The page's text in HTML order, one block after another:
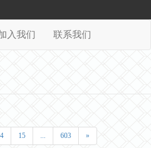
入我们 联系我们
15 ... 603 »